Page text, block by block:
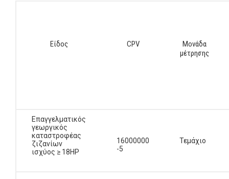
Είδος CPV
Μονάδα
μέτρησης
Επαγγελματικός
γεωργικός
καταστροφέας
ζιζανίων
ισχύος ≥ 18HP
16000000
-5
Τεμάχιο